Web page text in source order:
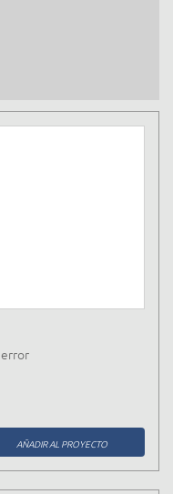
AÑADIR AL PROYECTO